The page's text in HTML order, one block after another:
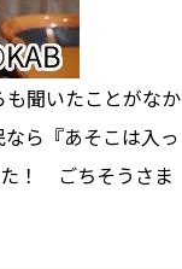
聞いたことがなか
ら『あそこは入っ
！ ごちそうさま